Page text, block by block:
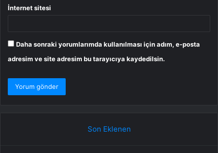
İnternet sitesi
Daha sonraki yorumlarımda kullanılması için adım, e-posta
adresim ve site adresim bu tarayıcıya kaydedilsin.
Son Eklenen